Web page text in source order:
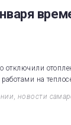
на
, новости